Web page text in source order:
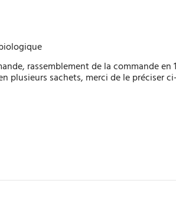
rassemblement de la commande en
plusieurs sachets, merci de le préciser ci-